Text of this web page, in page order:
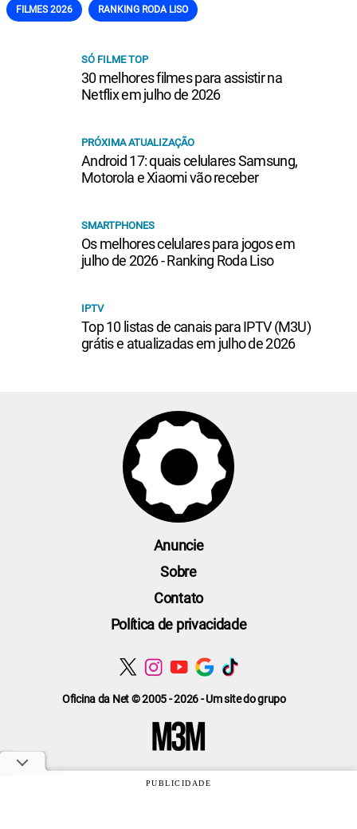
FILMES 2026 RANKING RODA LISO
SÓ FILME TOP
30 melhores filmes para assistir na
Netflix em julho de 2026
PRÓXIMA ATUALIZAÇÃO
Android 17: quais celulares Samsung,
Motorola e Xiaomi vão receber
SMARTPHONES
Os melhores celulares para jogos em
julho de 2026 - Ranking Roda Liso
IPTV
Top 10 listas de canais para IPTV (M3U)
grátis e atualizadas em julho de 2026
Oficina da Net © 2005 - 2026 - Um site do grupo
Anuncie
Sobre
Contato
Política de privacidade
PUBLICIDADE